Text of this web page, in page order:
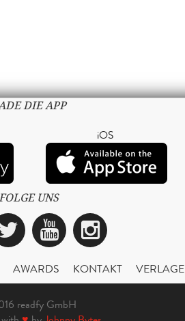
DIE APP
iOS
UNS
TwitterYouTubeInstagram
AWARDS KONTAKT VERLAGE
readfy GmbH